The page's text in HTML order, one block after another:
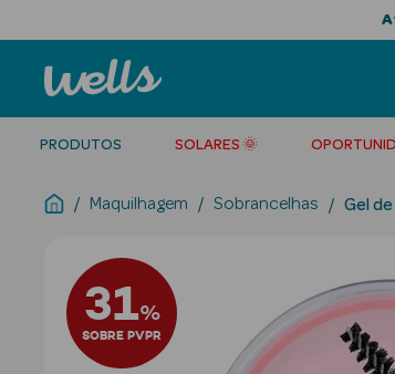
PRODUTOS SOLARES 🌞
Maquilhagem Sobrancelhas Gel
31%
SOBRE PVPR